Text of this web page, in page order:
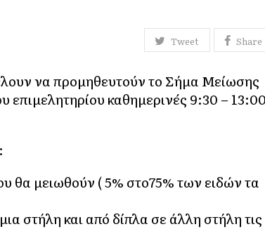
Tweet Share
να προμηθευτούν το Σήμα Μείωσης
επιμελητηρίου καθημερινές 9:30 –
θα μειωθούν ( 5% στο75% των ειδών τα
στήλη και από δίπλα σε άλλη στήλη τις